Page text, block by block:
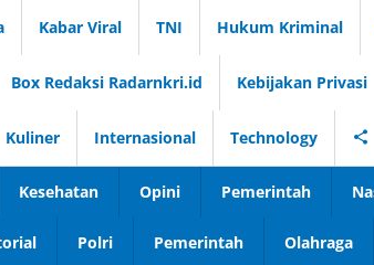
Kabar Viral TNI Hukum Kriminal
Box Redaksi Radarnkri.id Kebijakan Privasi
Kuliner Internasional Technology
Kesehatan Opini Pemerintah
Polri Pemerintah Olahraga